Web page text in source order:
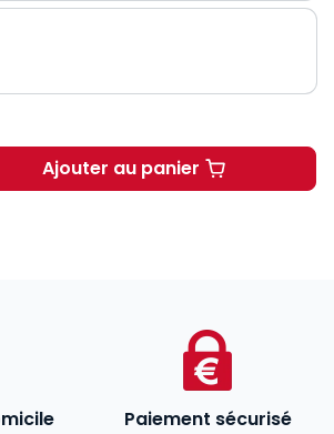
Ajouter au panierDroit des personnes.
Paiement sécurisé